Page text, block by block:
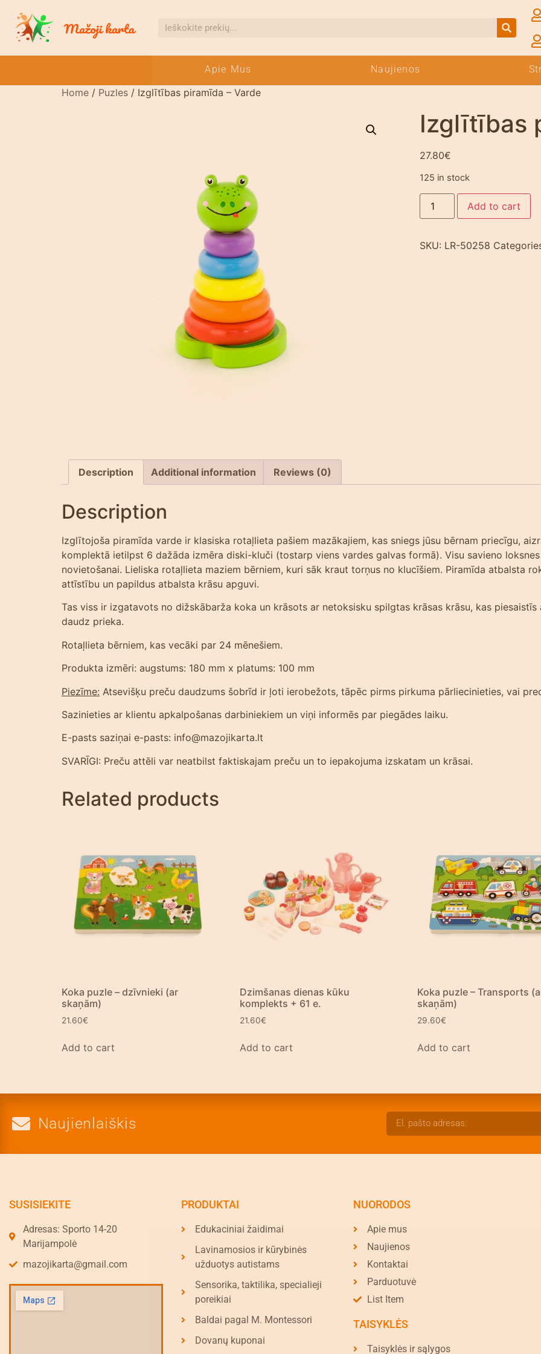
Apie Mus Naujienos
Home / Puzles / Izglītības piramīda – Varde
Izglītības
27.80€
125 in stock
Add to cart
SKU: LR-50258
Description Additional information Reviews (0)
Description
Izglītojoša piramīda varde ir klasiska rotaļlieta pašiem mazākajiem, kas sniegs jūsu bērnam priecīgu,
komplektā ietilpst 6 dažāda izmēra diski-kluči (tostarp viens vardes galvas formā). Visu savieno
novietošanai. Lieliska rotaļlieta maziem bērniem, kuri sāk kraut torņus no klucīšiem. Piramīda atbalsta
attīstību un papildus atbalsta krāsu apguvi.
Tas viss ir izgatavots no dižskābarža koka un krāsots ar netoksisku spilgtas krāsas krāsu, kas
daudz prieka.
Rotaļlieta bērniem, kas vecāki par 24 mēnešiem.
Produkta izmēri: augstums: 180 mm x platums: 100 mm
Piezīme: Atsevišķu preču daudzums šobrīd ir ļoti ierobežots, tāpēc pirms pirkuma pārliecinieties, vai
Sazinieties ar klientu apkalpošanas darbiniekiem un viņi informēs par piegādes laiku.
E-pasts saziņai e-pasts: info@mazojikarta.lt
SVARĪGI: Preču attēli var neatbilst faktiskajam preču un to iepakojuma izskatam un krāsai.
Related products
Koka puzle – dzīvnieki (ar
skaņām)
21.60€
Add to cart
Dzimšanas dienas kūku
komplekts + 61 e.
21.60€
Add to cart
Koka puzle – Transports
skaņām)
29.60€
Add to cart
Naujienlaiškis
SUSISIEKITE
Adresas: Sporto 14-20
Marijampolė
mazojikarta@gmail.com
PRODUKTAI
Edukaciniai žaidimai
Lavinamosios ir kūrybinės
užduotys autistams
Sensorika, taktilika, specialieji
poreikiai
Baldai pagal M. Montessori
Dovanų kuponai
NUORODOS
Apie mus
Naujienos
Kontaktai
Parduotuvė
List Item
TAISYKLĖS
Taisyklės ir sąlygos